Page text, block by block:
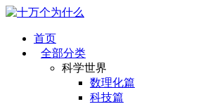
首页
全部分类
科学世界
数理化篇
科技篇